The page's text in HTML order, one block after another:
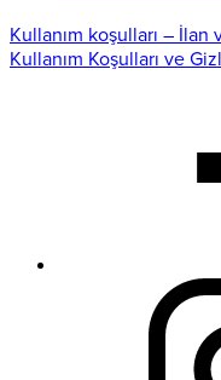
Kullanım koşulları – İlan
Kullanım Koşulları ve